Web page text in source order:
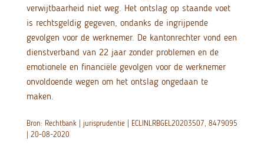
verwijtbaarheid niet weg. Het ontslag op staande voet
is rechtsgeldig gegeven, ondanks de ingrijpende
gevolgen voor de werknemer. De kantonrechter vond een
dienstverband van 22 jaar zonder problemen en de
emotionele en financiële gevolgen voor de werknemer
onvoldoende wegen om het ontslag ongedaan te
maken.
Bron: Rechtbank | jurisprudentie | ECLINLRBGEL20203507, 8479095
| 20-08-2020